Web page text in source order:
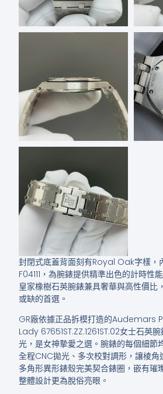
封閉式底蓋背面刻有Royal Oak字樣，
F04111，為腕錶提供精準出色的計時性
皇家橡樹石英腕錶兼具奢華與高性價比
或缺的首選。
GR廠依據正品拆模打造的Audemars
Lady 67651ST.ZZ.1261ST.02女士石英
光，是女神摯愛之選。腕錶的每個細節
全程CNC拋光、多次校對調形，讓棱
多角形異形錶殼完美契合錶圈，嵌有璀
整體設計更為脫俗亮眼。